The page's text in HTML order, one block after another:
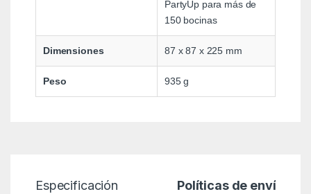
PartyUp para más de
150 bocinas
Dimensiones 87 x 87 x 225 mm
Peso 935 g
Especificación Políticas de envío